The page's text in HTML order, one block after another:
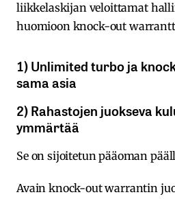
liikkelaskijan veloittamat
huomioon knock-out
1) Unlimited turbo ja
sama asia
2) Rahastojen juokseva
ymmärtää
Se on sijoitetun pääoman
Avain knock-out warrantin